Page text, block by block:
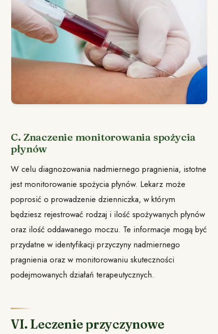
C. Znaczenie monitorowania spożycia
płynów
W celu diagnozowania nadmiernego pragnienia, istotne
jest monitorowanie spożycia płynów. Lekarz może
poprosić o prowadzenie dzienniczka, w którym
będziesz rejestrować rodzaj i ilość spożywanych płynów
oraz ilość oddawanego moczu. Te informacje mogą być
przydatne w identyfikacji przyczyny nadmiernego
pragnienia oraz w monitorowaniu skuteczności
podejmowanych działań terapeutycznych.
VI. Leczenie przyczynowe